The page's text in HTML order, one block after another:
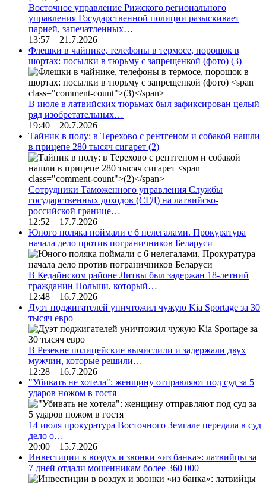
Восточное управление Рижского регионального
управления Государственной полиции разыскивает
парней, запечатленных…
13:57 21.7.2026
Флешки в чайнике, телефоны в термосе, порошок в
шортах: посылки в тюрьму с запрещенкой (фото) (3)
В июле в латвийских тюрьмах был зафиксирован целый
ряд изобретательных…
19:40 20.7.2026
Тайник в полу: в Терехово с рентгеном и собакой нашли
в прицепе 280 тысяч сигарет (2)
Сотрудники Таможенного управления Службы
государственных доходов (СГД) на латвийско-
российской границе…
12:52 17.7.2026
Юного поляка поймали с 6 нелегалами. Прокуратура
начала дело против пограничников Беларуси
В Кедайнском районе Литвы был задержан 18-летний
гражданин Польши, который…
12:48 16.7.2026
Дуэт поджигателей уничтожил чужую Kia Sportage за 30
тысяч евро
В Резекне полицейские вычислили и задержали двух
мужчин, которые решили…
12:28 16.7.2026
"Убивать не хотела": женщину отправляют под суд за 5
ударов ножом в гостя
14 июля прокуратура Восточного Земгале передала в суд
дело о…
20:00 15.7.2026
Инвестиции в воздух и звонки «из банка»: латвийцы за
7 дней отдали мошенникам более 360 000